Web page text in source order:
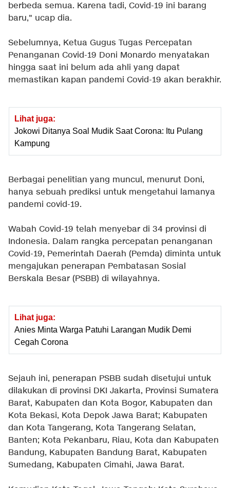
berbeda semua. Karena tadi, Covid-19 ini barang
baru," ucap dia.
Sebelumnya, Ketua Gugus Tugas Percepatan
Penanganan Covid-19 Doni Monardo menyatakan
hingga saat ini belum ada ahli yang dapat
memastikan kapan pandemi Covid-19 akan berakhir.
Lihat juga:
Jokowi Ditanya Soal Mudik Saat Corona: Itu Pulang
Kampung
Berbagai penelitian yang muncul, menurut Doni,
hanya sebuah prediksi untuk mengetahui lamanya
pandemi covid-19.
Wabah Covid-19 telah menyebar di 34 provinsi di
Indonesia. Dalam rangka percepatan penanganan
Covid-19, Pemerintah Daerah (Pemda) diminta untuk
mengajukan penerapan Pembatasan Sosial
Berskala Besar (PSBB) di wilayahnya.
Lihat juga:
Anies Minta Warga Patuhi Larangan Mudik Demi
Cegah Corona
Sejauh ini, penerapan PSBB sudah disetujui untuk
dilakukan di provinsi DKI Jakarta, Provinsi Sumatera
Barat, Kabupaten dan Kota Bogor, Kabupaten dan
Kota Bekasi, Kota Depok Jawa Barat; Kabupaten
dan Kota Tangerang, Kota Tangerang Selatan,
Banten; Kota Pekanbaru, Riau, Kota dan Kabupaten
Bandung, Kabupaten Bandung Barat, Kabupaten
Sumedang, Kabupaten Cimahi, Jawa Barat.